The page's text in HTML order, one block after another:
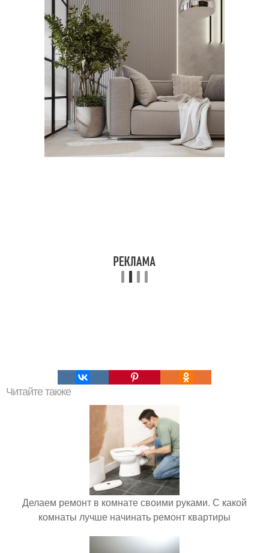
Читайте также
Делаем ремонт в комнате своими руками. С какой
комнаты лучше начинать ремонт квартиры